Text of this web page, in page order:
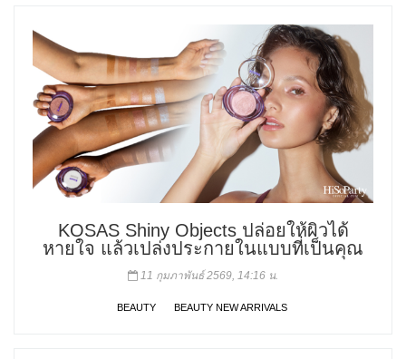
KOSAS Shiny Objects ปล่อยให้ผิวได้
หายใจ แล้วเปล่งประกายในแบบที่เป็นคุณ
11 กุมภาพันธ์ 2569, 14:16 น.
BEAUTY BEAUTY NEW ARRIVALS